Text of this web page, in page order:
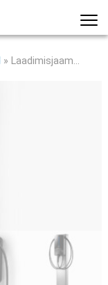
» Laadimisjaam